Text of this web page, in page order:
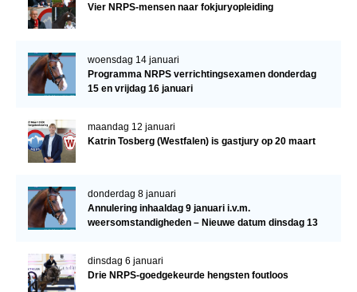
Vier NRPS-mensen naar fokjuryopleiding
woensdag 14 januari
Programma NRPS verrichtingsexamen donderdag
15 en vrijdag 16 januari
maandag 12 januari
Katrin Tosberg (Westfalen) is gastjury op 20 maart
donderdag 8 januari
Annulering inhaaldag 9 januari i.v.m.
weersomstandigheden – Nieuwe datum dinsdag 13
dinsdag 6 januari
Drie NRPS-goedgekeurde hengsten foutloos